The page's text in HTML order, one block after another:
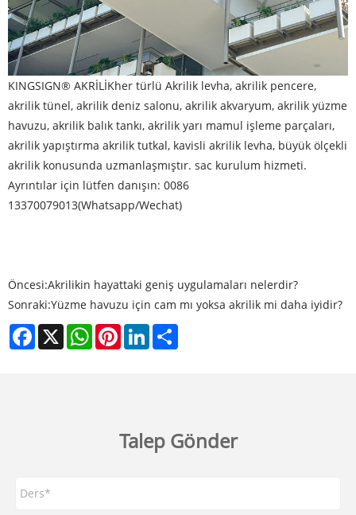
KINGSIGN® AKRİLİKher türlü Akrilik levha, akrilik pencere,
akrilik tünel, akrilik deniz salonu, akrilik akvaryum, akrilik yüzme
havuzu, akrilik balık tankı, akrilik yarı mamul işleme parçaları,
akrilik yapıştırma akrilik tutkal, kavisli akrilik levha, büyük ölçekli
akrilik konusunda uzmanlaşmıştır. sac kurulum hizmeti.
Ayrıntılar için lütfen danışın: 0086
13370079013(Whatsapp/Wechat)
Öncesi:Akrilikin hayattaki geniş uygulamaları nelerdir?
Sonraki:Yüzme havuzu için cam mı yoksa akrilik mi daha iyidir?
Facebook
X WhatsAppPinterestLinkedIn
Talep Gönder